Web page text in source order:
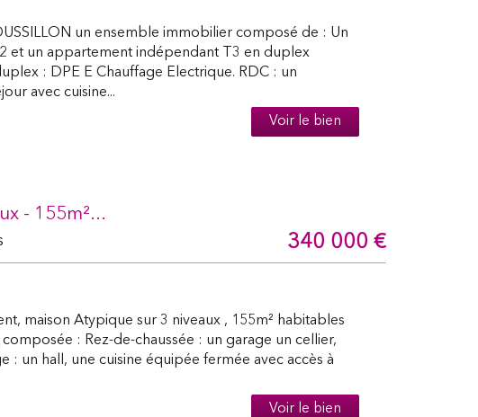
un ensemble immobilier composé de : Un
et un appartement indépendant T3 en duplex
: DPE E Chauffage Electrique. RDC : un
avec cuisine...
Voir le bien
- 155m²...
340 000 €
maison Atypique sur 3 niveaux , 155m² habitables
: Rez-de-chaussée : un garage un cellier,
: un hall, une cuisine équipée fermée avec accès à
Voir le bien